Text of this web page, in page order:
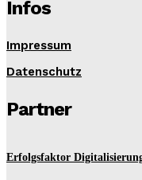
Infos
Impressum
Datenschutz
Partner
Erfolgsfaktor